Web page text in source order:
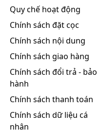
Quy chế hoạt động
Chính sách đặt cọc
Chính sách nội dung
Chính sách giao hàng
Chính sách đổi trả - bảo
hành
Chính sách thanh toán
Chính sách dữ liệu cá
nhân